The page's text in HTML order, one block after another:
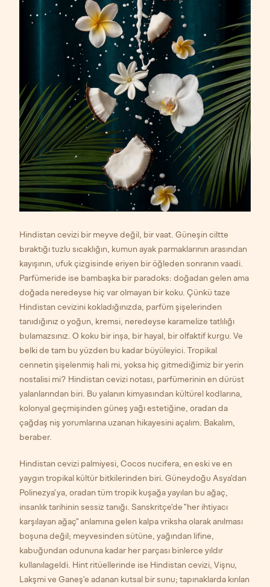
Hindistan cevizi bir meyve değil, bir vaat. Güneşin ciltte
bıraktığı tuzlu sıcaklığın, kumun ayak parmaklarının arasından
kayışının, ufuk çizgisinde eriyen bir öğleden sonranın vaadi.
Parfümeride ise bambaşka bir paradoks: doğadan gelen ama
doğada neredeyse hiç var olmayan bir koku. Çünkü taze
Hindistan cevizini kokladığınızda, parfüm şişelerinden
tanıdığınız o yoğun, kremsi, neredeyse karamelize tatlılığı
bulamazsınız. O koku bir inşa, bir hayal, bir olfaktif kurgu. Ve
belki de tam bu yüzden bu kadar büyüleyici. Tropikal
cennetin şişelenmiş hali mi, yoksa hiç gitmediğimiz bir yerin
nostalisi mi? Hindistan cevizi notası, parfümerinin en dürüst
yalanlarından biri. Bu yalanın kimyasından kültürel kodlarına,
kolonyal geçmişinden güneş yağı estetiğine, oradan da
çağdaş niş yorumlarına uzanan hikayesini açalım. Bakalım,
beraber.
Hindistan cevizi palmiyesi, Cocos nucifera, en eski ve en
yaygın tropikal kültür bitkilerinden biri. Güneydoğu Asya'dan
Polinezya'ya, oradan tüm tropik kuşağa yayılan bu ağaç,
insanlık tarihinin sessiz tanığı. Sanskritçe'de "her ihtiyacı
karşılayan ağaç" anlamına gelen kalpa vrikshaolarak anılması
boşuna değil; meyvesinden sütüne, yağından lifine,
kabuğundan odununa kadar her parçası binlerce yıldır
kullanılageldi. Hint ritüellerinde ise Hindistan cevizi, Vişnu,
Lakşmi ve Ganeş'e adanan kutsal bir sunu; tapınaklarda kırılan